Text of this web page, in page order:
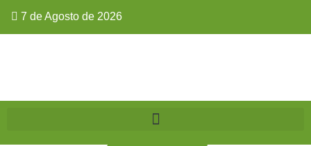
7 de Agosto de 2026